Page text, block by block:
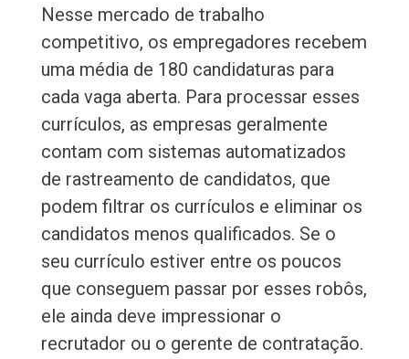
Nesse mercado de trabalho
competitivo, os empregadores recebem
uma média de 180 candidaturas para
cada vaga aberta. Para processar esses
currículos, as empresas geralmente
contam com sistemas automatizados
de rastreamento de candidatos, que
podem filtrar os currículos e eliminar os
candidatos menos qualificados. Se o
seu currículo estiver entre os poucos
que conseguem passar por esses robôs,
ele ainda deve impressionar o
recrutador ou o gerente de contratação.